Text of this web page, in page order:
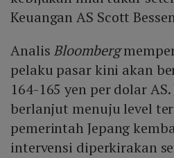
Keuangan AS Scott
Analis Bloomberg
pelaku pasar kini akan
164-165 yen per dolar
berlanjut menuju level
pemerintah Jepang
intervensi diperkirakan